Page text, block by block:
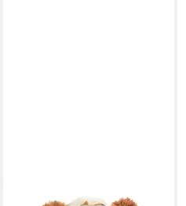
TEDDY HERMANN®